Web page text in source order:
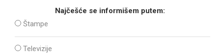
Najčešće se informišem putem:
Štampe
Televizije